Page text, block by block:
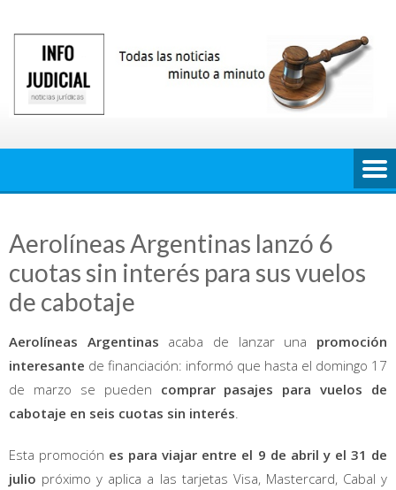
contenido
Aerolíneas Argentinas lanzó 6
cuotas sin interés para sus vuelos
de cabotaje
Aerolíneas Argentinas acaba de lanzar una promoción
interesante de financiación: informó que hasta el domingo 17
de marzo se pueden comprar pasajes para vuelos de
cabotaje en seis cuotas sin interés
Esta promoción es para viajar entre el 9 de abril y el 31 de
julio próximo y aplica a las tarjetas Visa, Mastercard, Cabal y